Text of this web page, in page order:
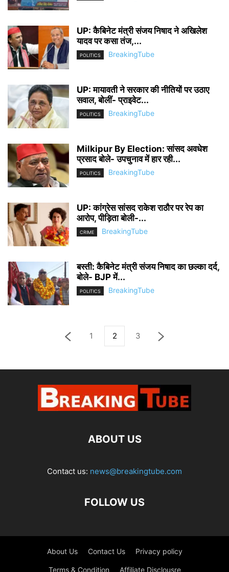
UP: कैबिनेट मंत्री संजय निषाद ने अखिलेश
यादव पर कसा तंज,...
POLITICS BreakingTube
UP: मायावती ने सरकार की नीतियों पर उठाए
सवाल, बोलीं- प्राइवेट...
POLITICS BreakingTube
Milkipur By Election: सांसद अवधेश
प्रसाद बोले- उपचुनाव में हार रही...
POLITICS BreakingTube
UP: कांग्रेस सांसद राकेश राठौर पर रेप का
आरोप, पीड़िता बोली-...
CRIME BreakingTube
बस्ती: कैबिनेट मंत्री संजय निषाद का छल्का दर्द,
बोले- BJP में...
POLITICS BreakingTube
1 2 3
ABOUT US
Contact us: news@breakingtube.com
FOLLOW US
About Us Contact Us Privacy policy
Terms & Condition Affiliate Disclousre